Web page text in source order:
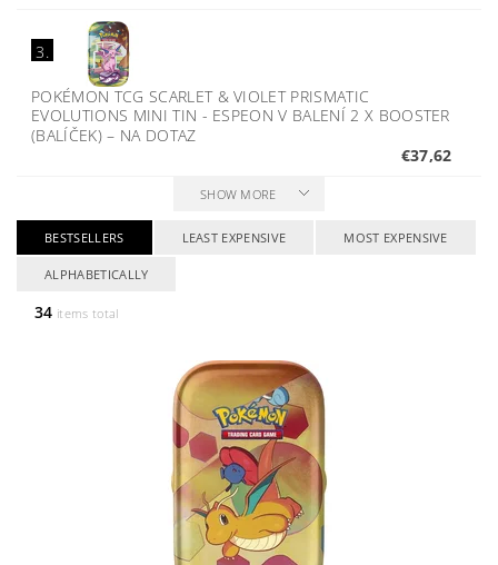
3.
POKÉMON TCG SCARLET & VIOLET PRISMATIC
EVOLUTIONS MINI TIN - ESPEON V BALENÍ 2 X BOOSTER
(BALÍČEK)– NA DOTAZ
€37,62
SHOW MORE
BESTSELLERS LEAST EXPENSIVE MOST EXPENSIVE
ALPHABETICALLY
34 items total